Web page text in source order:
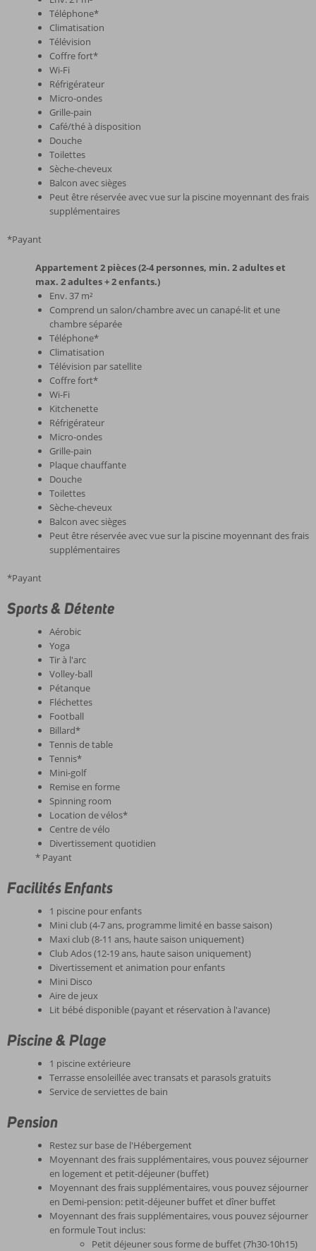
Téléphone*
Climatisation
Télévision
Coffre fort*
Wi-Fi
Réfrigérateur
Micro-ondes
Grille-pain
Café/thé à disposition
Douche
Toilettes
Sèche-cheveux
Balcon avec sièges
Peut être réservée avec vue sur la piscine moyennant des frais
supplémentaires
*Payant
Appartement 2 pièces (2-4 personnes, min. 2 adultes et
max. 2 adultes + 2 enfants.)
Env. 37 m²
Comprend un salon/chambre avec un canapé-lit et une
chambre séparée
Téléphone*
Climatisation
Télévision par satellite
Coffre fort*
Wi-Fi
Kitchenette
Réfrigérateur
Micro-ondes
Grille-pain
Plaque chauffante
Douche
Toilettes
Sèche-cheveux
Balcon avec sièges
Peut être réservée avec vue sur la piscine moyennant des frais
supplémentaires
*Payant
Sports & Détente
Aérobic
Yoga
Tir à l'arc
Volley-ball
Pétanque
Fléchettes
Football
Billard*
Tennis de table
Tennis*
Mini-golf
Remise en forme
Spinning room
Location de vélos*
Centre de vélo
Divertissement quotidien
* Payant
Facilités Enfants
1 piscine pour enfants
Mini club (4-7 ans, programme limité en basse saison)
Maxi club (8-11 ans, haute saison uniquement)
Club Ados (12-19 ans, haute saison uniquement)
Divertissement et animation pour enfants
Mini Disco
Aire de jeux
Lit bébé disponible (payant et réservation à l'avance)
Piscine & Plage
1 piscine extérieure
Terrasse ensoleillée avec transats et parasols gratuits
Service de serviettes de bain
Pension
Restez sur base de l'Hébergement
Moyennant des frais supplémentaires, vous pouvez séjourner
en logement et petit-déjeuner (buffet)
Moyennant des frais supplémentaires, vous pouvez séjourner
en Demi-pension: petit-déjeuner buffet et dîner buffet
Moyennant des frais supplémentaires, vous pouvez séjourner
en formule Tout inclus:
Petit déjeuner sous forme de buffet (7h30-10h15)